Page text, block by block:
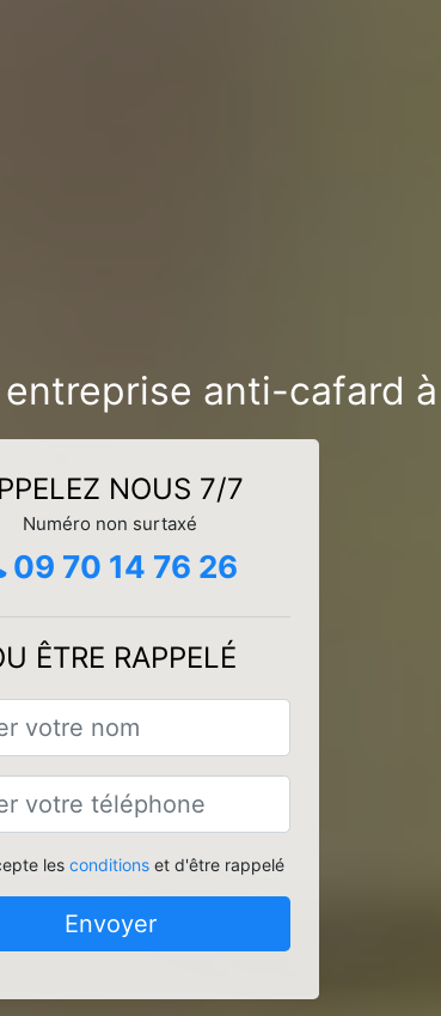
anti-cafard
NOUS 7/7
Numéro non surtaxé
09 70 14 76 26
ÊTRE RAPPELÉ
les conditionset d'être rappelé
Envoyer